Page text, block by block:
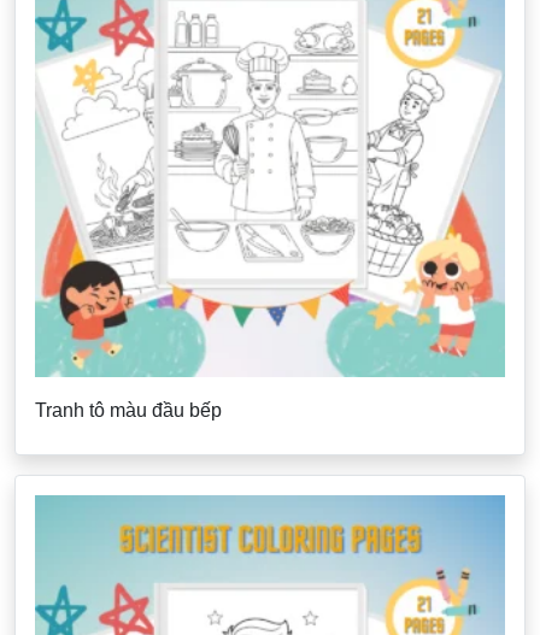
Tranh tô màu đầu bếp